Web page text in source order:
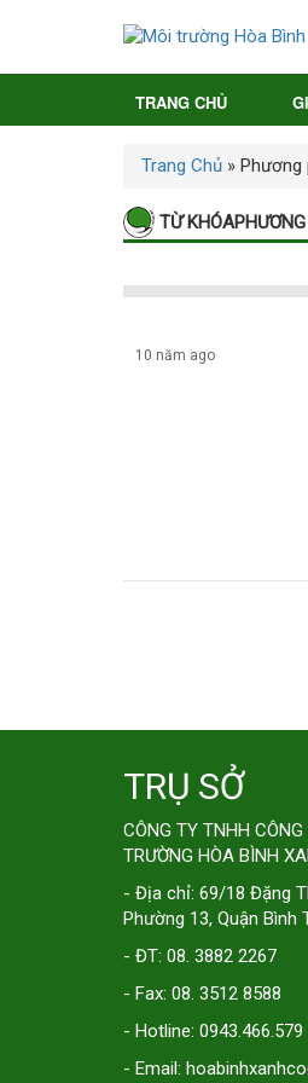
TRANG CHỦ
Trang Chủ » Phương
TỪ
10 năm ago
TRỤ SỞ
CÔNG TY TNHH CÔNG
TRƯỜNG HÒA BÌNH
- Địa chỉ: 69/18 Đặng
Phường 13, Quận Bình
- ĐT: 08. 3882 2267
- Fax: 08. 3512 8588
- Hotline: 0943.466.579
- Email: